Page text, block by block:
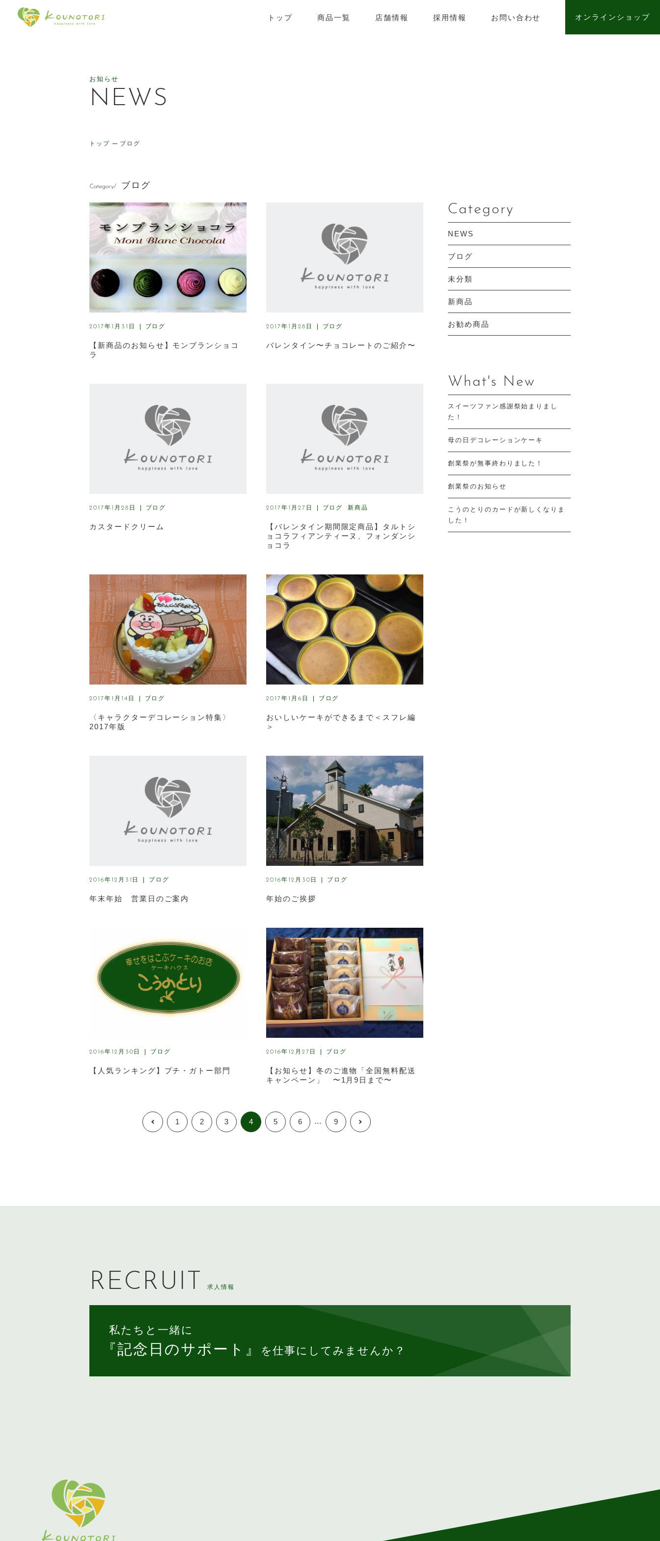
幸せをはこぶケーキのお店 ケーキハウスこうのとり
トップ 商品一覧 店舗情報 採用情報 お問い合わせ オンラインショップ
お知らせ
NEWS
トップ ブログ
Category/ ブログ
2017年1月31日 ブログ
【新商品のお知らせ】モンブランショコ
ラ
2017年1月28日 ブログ
バレンタイン〜チョコレートのご紹介〜
2017年1月28日 ブログ
カスタードクリーム
2017年1月27日 ブログ 新商品
【バレンタイン期間限定商品】タルトシ
ョコラフィアンティーヌ、フォンダンシ
ョコラ
2017年1月14日 ブログ
〈キャラクターデコレーション特集〉
2017年版
2017年1月6日 ブログ
おいしいケーキができるまで＜スフレ編
＞
2016年12月31日 ブログ
年末年始 営業日のご案内
2016年12月30日 ブログ
年始のご挨拶
2016年12月30日 ブログ
【人気ランキング】プチ・ガトー部門
2016年12月27日 ブログ
【お知らせ】冬のご進物「全国無料配送
キャンペーン」 〜1月9日まで〜
1 2 3 4 5 6 … 9
Category
NEWS
ブログ
未分類
新商品
お勧め商品
What's New
スイーツファン感謝祭始まりまし
た！
母の日デコレーションケーキ
創業祭が無事終わりました！
創業祭のお知らせ
こうのとりのカードが新しくなりま
した！
RECRUIT 求人情報
私たちと一緒に
『記念日のサポート』 を仕事にしてみませんか？